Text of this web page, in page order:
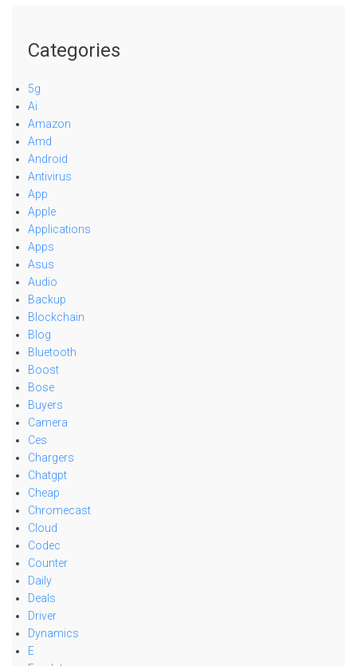
Categories
5g
Ai
Amazon
Amd
Android
Antivirus
App
Apple
Applications
Apps
Asus
Audio
Backup
Blockchain
Blog
Bluetooth
Boost
Bose
Buyers
Camera
Ces
Chargers
Chatgpt
Cheap
Chromecast
Cloud
Codec
Counter
Daily
Deals
Driver
Dynamics
E